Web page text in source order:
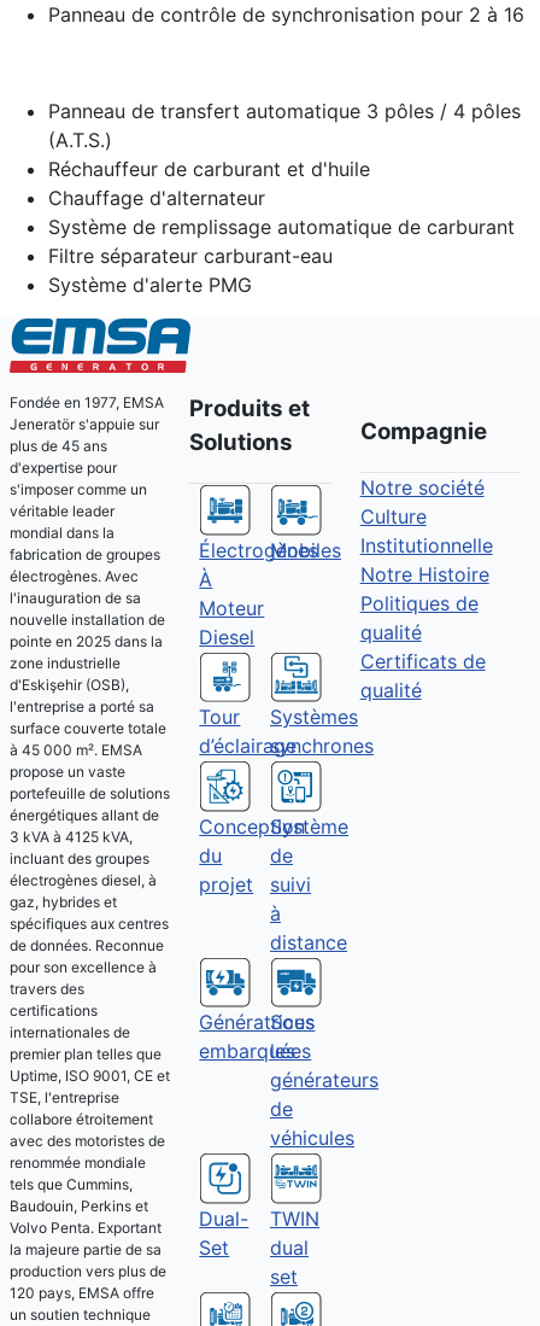
Panneau de contrôle de synchronisation pour 2 à 16
Panneau de transfert automatique 3 pôles / 4 pôles
(A.T.S.)
Réchauffeur de carburant et d'huile
Chauffage d'alternateur
Système de remplissage automatique de carburant
Filtre séparateur carburant-eau
Système d'alerte PMG
Fondée en 1977, EMSA
Jeneratör s'appuie sur
plus de 45 ans
d'expertise pour
s'imposer comme un
véritable leader
mondial dans la
fabrication de groupes
électrogènes. Avec
l'inauguration de sa
nouvelle installation de
pointe en 2025 dans la
zone industrielle
d'Eskişehir (OSB),
l'entreprise a porté sa
surface couverte totale
à 45 000 m². EMSA
propose un vaste
portefeuille de solutions
énergétiques allant de
3 kVA à 4125 kVA,
incluant des groupes
électrogènes diesel, à
gaz, hybrides et
spécifiques aux centres
de données. Reconnue
pour son excellence à
travers des
certifications
internationales de
premier plan telles que
Uptime, ISO 9001, CE et
TSE, l'entreprise
collabore étroitement
avec des motoristes de
renommée mondiale
tels que Cummins,
Baudouin, Perkins et
Volvo Penta. Exportant
la majeure partie de sa
production vers plus de
120 pays, EMSA offre
un soutien technique
Produits et
Solutions
Électrogènes
À
Moteur
Diesel
Mobiles
Tour
d’éclairage
Systèmes
synchrones
Conception
du
projet
Système
de
suivi
à
distance
Génératrices
embarquées
Sous
les
générateurs
de
véhicules
Dual-
Set
TWIN
dual
set
Compagnie
Notre société
Culture
Institutionnelle
Notre Histoire
Politiques de
qualité
Certificats de
qualité